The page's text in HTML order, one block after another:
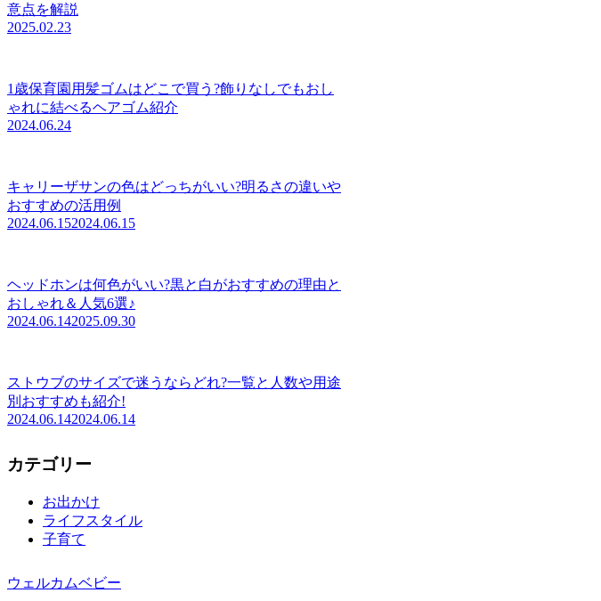
意点を解説
2025.02.23
1歳保育園用髪ゴムはどこで買う?飾りなしでもおし
ゃれに結べるヘアゴム紹介
2024.06.24
キャリーザサンの色はどっちがいい?明るさの違いや
おすすめの活用例
2024.06.152024.06.15
ヘッドホンは何色がいい?黒と白がおすすめの理由と
おしゃれ＆人気6選♪
2024.06.142025.09.30
ストウブのサイズで迷うならどれ?一覧と人数や用途
別おすすめも紹介!
2024.06.142024.06.14
カテゴリー
お出かけ
ライフスタイル
子育て
ウェルカムベビー